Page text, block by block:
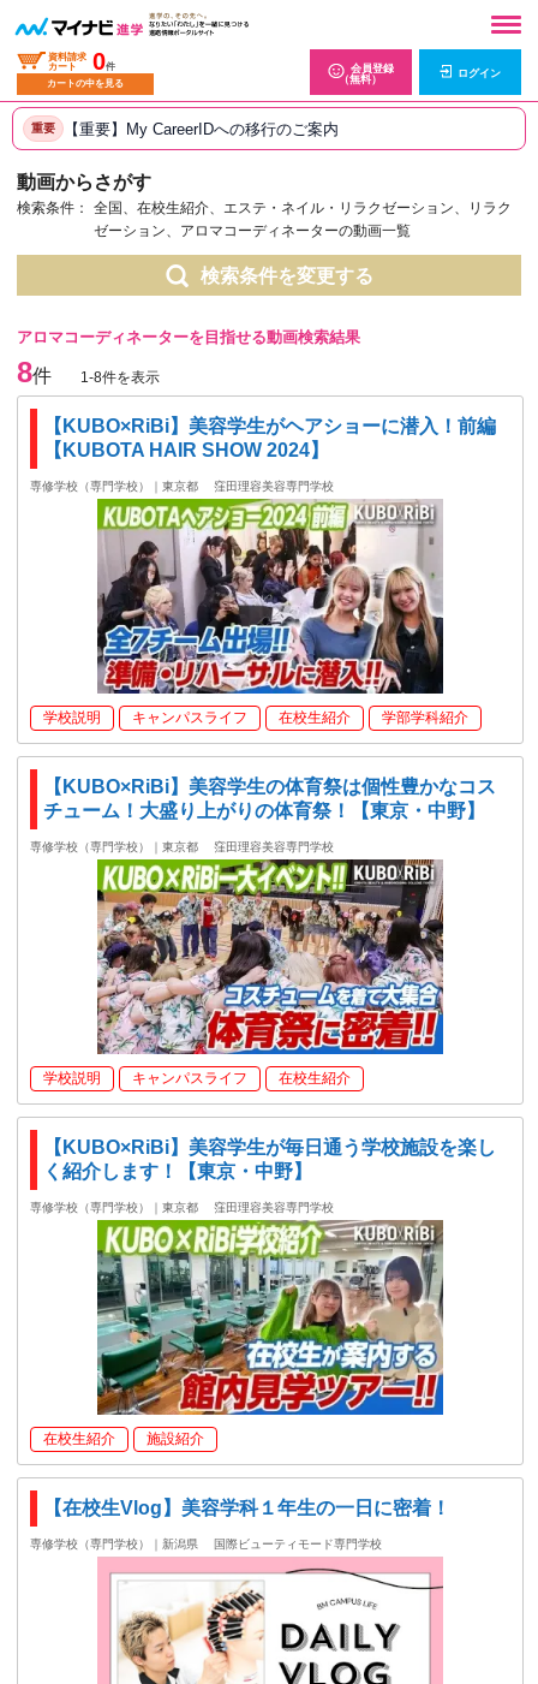
資料請求
カート
0件
カートの中を見る
会員登録
（無料）
ログイン
重要 【重要】My CareerIDへの移行のご案内
動画からさがす
検索条件：
全国、在校生紹介、エステ・ネイル・リラクゼーション、リラク
ゼーション、アロマコーディネーターの動画一覧
検索条件を変更する
アロマコーディネーターを目指せる動画検索結果
8件 1-8件を表示
【KUBO×RiBi】美容学生がヘアショーに潜入！前編
【KUBOTA HAIR SHOW 2024】
専修学校（専門学校）｜東京都 窪田理容美容専門学校
学校説明 キャンパスライフ 在校生紹介 学部学科紹介
【KUBO×RiBi】美容学生の体育祭は個性豊かなコス
チューム！大盛り上がりの体育祭！【東京・中野】
専修学校（専門学校）｜東京都 窪田理容美容専門学校
学校説明 キャンパスライフ 在校生紹介
【KUBO×RiBi】美容学生が毎日通う学校施設を楽し
く紹介します！【東京・中野】
専修学校（専門学校）｜東京都 窪田理容美容専門学校
在校生紹介 施設紹介
【在校生Vlog】美容学科１年生の一日に密着！
専修学校（専門学校）｜新潟県 国際ビューティモード専門学校